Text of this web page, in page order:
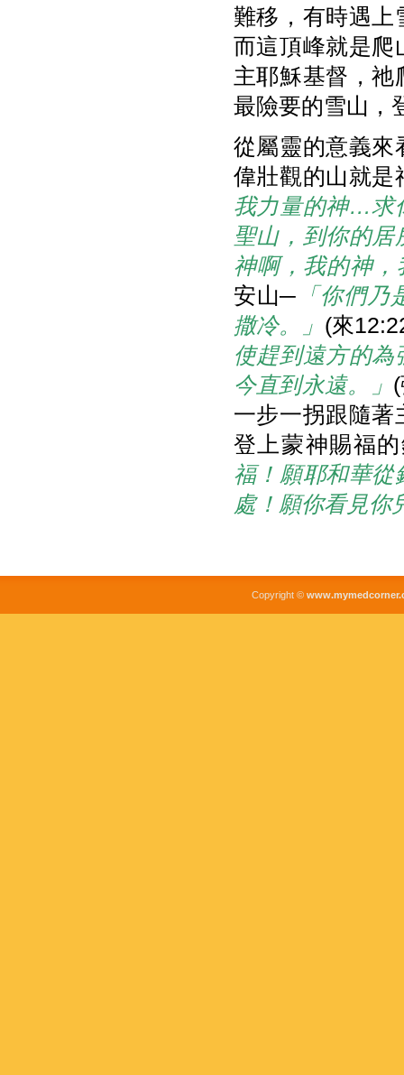
難移，有時遇上
而這頂峰就是爬
主耶穌基督，祂
最險要的雪山，
從屬靈的意義來
偉壯觀的山就是
我力量的神…求
聖山，到你的
神啊，我的神
安山─ 「你們
撒冷。」 (來
使趕到遠方的
今直到永遠。」
一步一拐跟隨著
登上蒙神賜福
福！願耶和華從
處！願你看見你
Copyright ©